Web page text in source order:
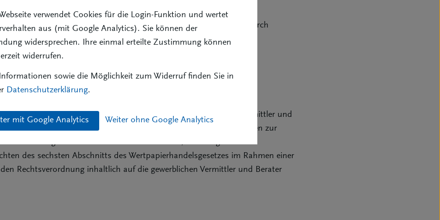
verwendet Cookies für die Login-Funktion und wertet
aus (mit Google Analytics). Sie können der
widersprechen. Ihre einmal erteilte Zustimmung können
widerrufen.
sowie die Möglichkeit zum Widerruf finden Sie in
Datenschutzerklärung.
mit Google Analytics Weiter ohne Google Analytics
zu stärken. Im Bereich der gewerblichen
und -beratung sollen wie im Versicherungsvermittlungsrecht durch
und
und -beratung sowie die Qualifikation der Vermittler und
für den Verbraucher transparenter gemacht werden. Außerdem sollen zur
Anlegerschutzniveaus die Informations-, Beratungs- und
des sechsten Abschnitts des Wertpapierhandelsgesetzes im Rahmen einer
Rechtsverordnung inhaltlich auf die gewerblichen Vermittler und Berater